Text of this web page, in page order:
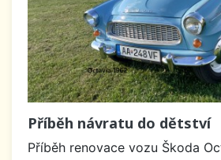
Příběh návratu do dětství
Příběh renovace vozu Škoda